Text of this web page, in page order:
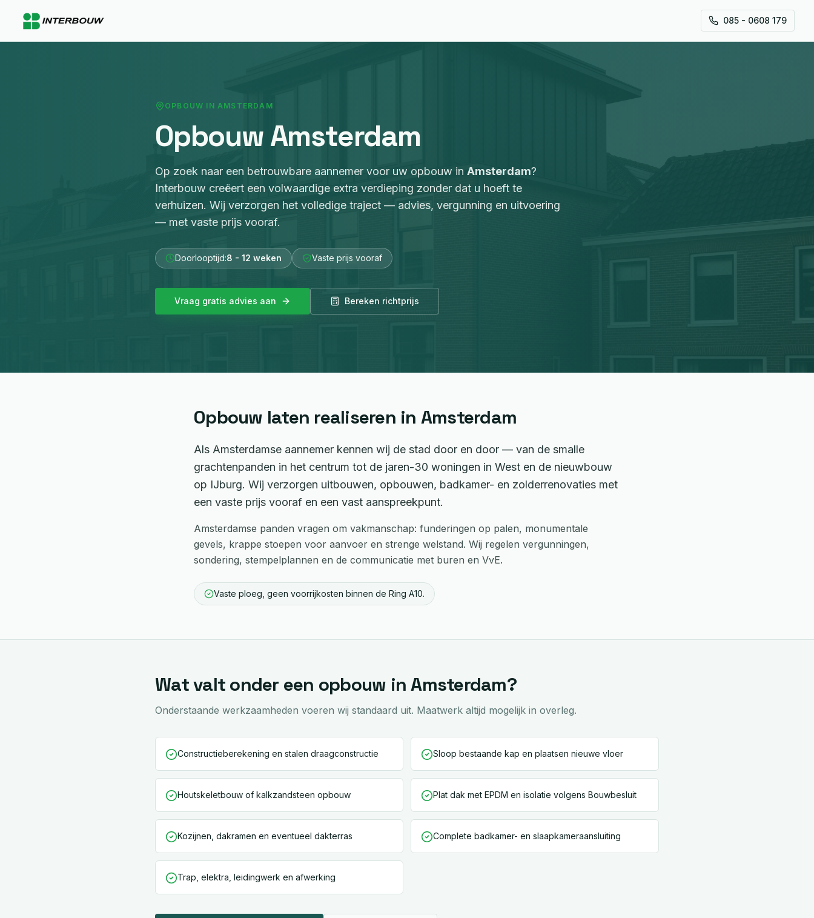
085 - 0608 179
OPBOUW INAMSTERDAM
OpbouwAmsterdam
Op zoek naar een betrouwbare aannemer voor uw opbouw in Amsterdam?
Interbouw creëert een volwaardige extra verdieping zonder dat u hoeft te
verhuizen. Wij verzorgen het volledige traject — advies, vergunning en uitvoering
— met vaste prijs vooraf.
Doorlooptijd:8 - 12 weken Vaste prijs vooraf
Vraag gratis advies aan Bereken richtprijs
Opbouw laten realiseren in Amsterdam
Als Amsterdamse aannemer kennen wij de stad door en door — van de smalle
grachtenpanden in het centrum tot de jaren-30 woningen in West en de nieuwbouw
op IJburg. Wij verzorgen uitbouwen, opbouwen, badkamer- en zolderrenovaties met
een vaste prijs vooraf en een vast aanspreekpunt.
Amsterdamse panden vragen om vakmanschap: funderingen op palen, monumentale
gevels, krappe stoepen voor aanvoer en strenge welstand. Wij regelen vergunningen,
sondering, stempelplannen en de communicatie met buren en VvE.
Vaste ploeg, geen voorrijkosten binnen de Ring A10.
Wat valt onder een opbouw inAmsterdam?
Onderstaande werkzaamheden voeren wij standaard uit. Maatwerk altijd mogelijk in overleg.
Constructieberekening en stalen draagconstructie Sloop bestaande kap en plaatsen nieuwe vloer
Houtskeletbouw of kalkzandsteen opbouw Plat dak met EPDM en isolatie volgens Bouwbesluit
Kozijnen, dakramen en eventueel dakterras Complete badkamer- en slaapkameraansluiting
Trap, elektra, leidingwerk en afwerking